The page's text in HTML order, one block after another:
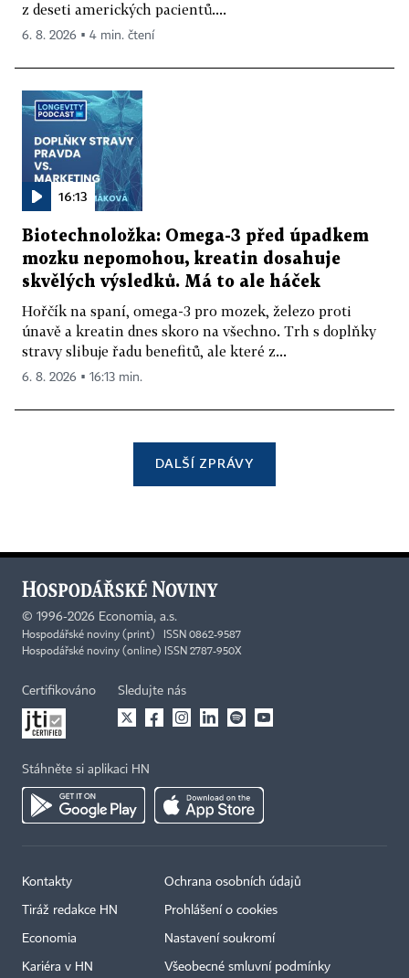
z deseti amerických pacientů....
6. 8. 2026 ▪ 4 min. čtení
16:13
Biotechnoložka: Omega-3 před úpadkem
mozku nepomohou, kreatin dosahuje
skvělých výsledků. Má to ale háček
Hořčík na spaní, omega-3 pro mozek, železo proti
únavě a kreatin dnes skoro na všechno. Trh s doplňky
stravy slibuje řadu benefitů, ale které z...
6. 8. 2026 ▪ 16:13 min.
DALŠÍ ZPRÁVY
© 1996-2026 Economia, a.s.
Hospodářské noviny (print) ISSN 0862-9587
Hospodářské noviny (online) ISSN 2787-950X
Certifikováno Sledujte nás
Stáhněte si aplikaci HN
Kontakty
Tiráž redakce HN
Economia
Kariéra v HN
Ochrana osobních údajů
Prohlášení o cookies
Nastavení soukromí
Všeobecné smluvní podmínky